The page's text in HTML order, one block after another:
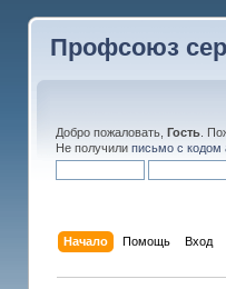
Профсоюз
Добро пожаловать, Гость.
Не получили письмо с кодом
Начало Помощь Вход